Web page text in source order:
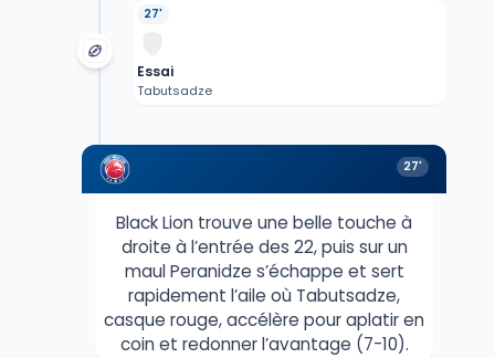
27'
Essai
Tabutsadze
27'
Black Lion trouve une belle touche à
droite à l’entrée des 22, puis sur un
maul Peranidze s’échappe et sert
rapidement l’aile où Tabutsadze,
casque rouge, accélère pour aplatir en
coin et redonner l’avantage (7-10).